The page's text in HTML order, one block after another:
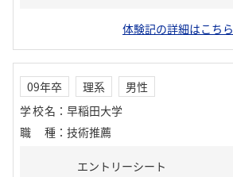
体験記の詳細はこちら
09年卒 理系
男性
学校名 ： 早稲田大学
職種 ： 技術推薦
エントリーシート